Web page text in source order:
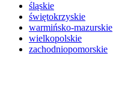
śląskie
świętokrzyskie
warmińsko-mazurskie
wielkopolskie
zachodniopomorskie